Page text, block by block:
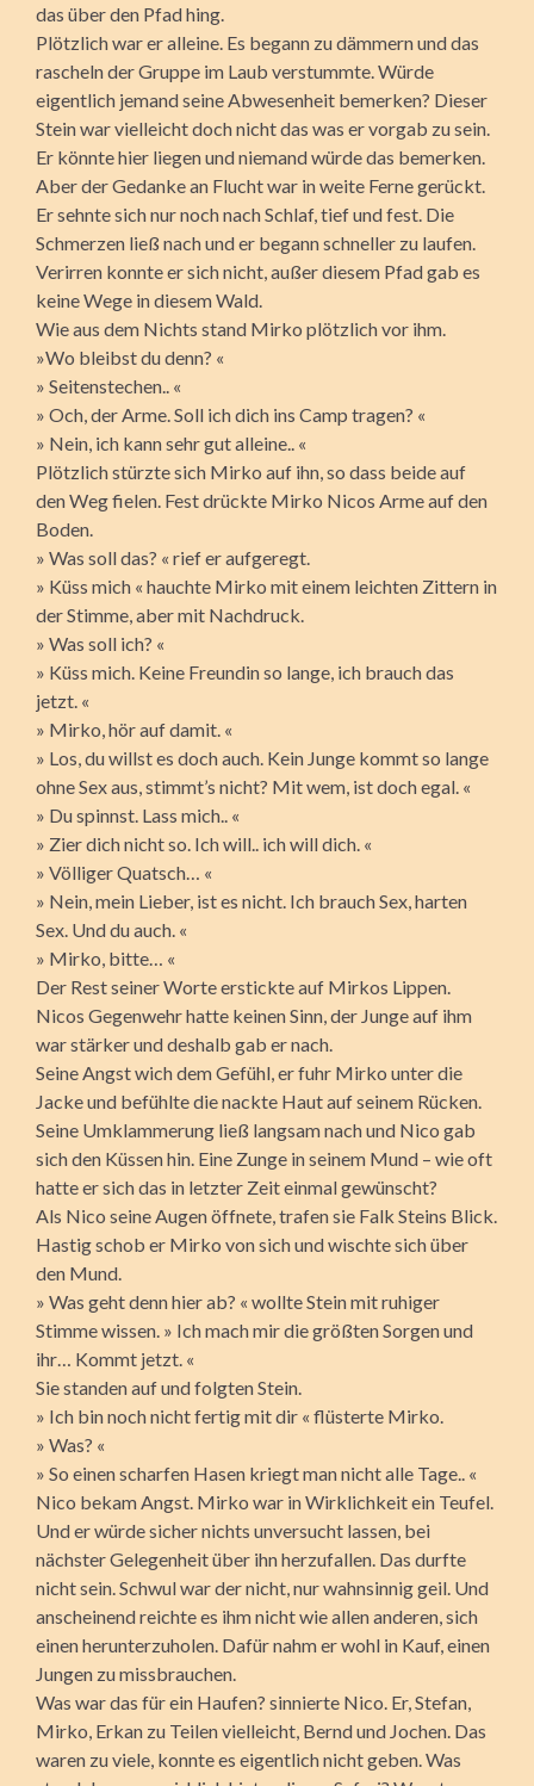
das über den Pfad hing.
Plötzlich war er alleine. Es begann zu dämmern und das
rascheln der Gruppe im Laub verstummte. Würde
eigentlich jemand seine Abwesenheit bemerken? Dieser
Stein war vielleicht doch nicht das was er vorgab zu sein.
Er könnte hier liegen und niemand würde das bemerken.
Aber der Gedanke an Flucht war in weite Ferne gerückt.
Er sehnte sich nur noch nach Schlaf, tief und fest. Die
Schmerzen ließ nach und er begann schneller zu laufen.
Verirren konnte er sich nicht, außer diesem Pfad gab es
keine Wege in diesem Wald.
Wie aus dem Nichts stand Mirko plötzlich vor ihm.
»Wo bleibst du denn? «
» Seitenstechen.. «
» Och, der Arme. Soll ich dich ins Camp tragen? «
» Nein, ich kann sehr gut alleine.. «
Plötzlich stürzte sich Mirko auf ihn, so dass beide auf
den Weg fielen. Fest drückte Mirko Nicos Arme auf den
Boden.
» Was soll das? « rief er aufgeregt.
» Küss mich « hauchte Mirko mit einem leichten Zittern in
der Stimme, aber mit Nachdruck.
» Was soll ich? «
» Küss mich. Keine Freundin so lange, ich brauch das
jetzt. «
» Mirko, hör auf damit. «
» Los, du willst es doch auch. Kein Junge kommt so lange
ohne Sex aus, stimmt’s nicht? Mit wem, ist doch egal. «
» Du spinnst. Lass mich.. «
» Zier dich nicht so. Ich will.. ich will dich. «
» Völliger Quatsch… «
» Nein, mein Lieber, ist es nicht. Ich brauch Sex, harten
Sex. Und du auch. «
» Mirko, bitte… «
Der Rest seiner Worte erstickte auf Mirkos Lippen.
Nicos Gegenwehr hatte keinen Sinn, der Junge auf ihm
war stärker und deshalb gab er nach.
Seine Angst wich dem Gefühl, er fuhr Mirko unter die
Jacke und befühlte die nackte Haut auf seinem Rücken.
Seine Umklammerung ließ langsam nach und Nico gab
sich den Küssen hin. Eine Zunge in seinem Mund – wie oft
hatte er sich das in letzter Zeit einmal gewünscht?
Als Nico seine Augen öffnete, trafen sie Falk Steins Blick.
Hastig schob er Mirko von sich und wischte sich über
den Mund.
» Was geht denn hier ab? « wollte Stein mit ruhiger
Stimme wissen. » Ich mach mir die größten Sorgen und
ihr… Kommt jetzt. «
Sie standen auf und folgten Stein.
» Ich bin noch nicht fertig mit dir « flüsterte Mirko.
» Was? «
» So einen scharfen Hasen kriegt man nicht alle Tage.. «
Nico bekam Angst. Mirko war in Wirklichkeit ein Teufel.
Und er würde sicher nichts unversucht lassen, bei
nächster Gelegenheit über ihn herzufallen. Das durfte
nicht sein. Schwul war der nicht, nur wahnsinnig geil. Und
anscheinend reichte es ihm nicht wie allen anderen, sich
einen herunterzuholen. Dafür nahm er wohl in Kauf, einen
Jungen zu missbrauchen.
Was war das für ein Haufen? sinnierte Nico. Er, Stefan,
Mirko, Erkan zu Teilen vielleicht, Bernd und Jochen. Das
waren zu viele, konnte es eigentlich nicht geben. Was